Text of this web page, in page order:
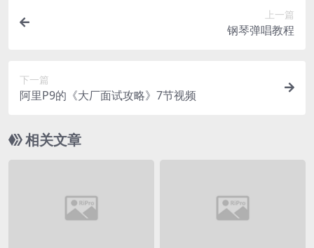
上一篇
钢琴弹唱教程
下一篇
阿里P9的《大厂面试攻略》7节视频
相关文章